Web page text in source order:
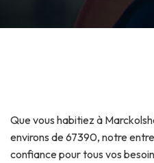
Que vous habitiez à
environs de 67390, notre
confiance pour tous vos